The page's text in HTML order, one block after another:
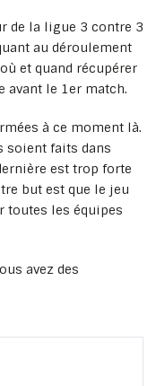
de la ligue 3 contre 3
au déroulement
et quand récupérer
avant le 1er match.
à ce moment là.
soient faits dans
est trop forte
but est que le jeu
toutes les équipes
avez des